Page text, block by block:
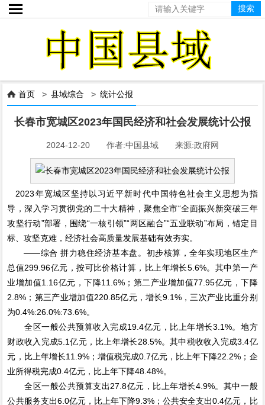

 首页 >县域综合 >统计公报
长春市宽城区2023年国民经济和社会发展统计公报
2024-12-20 作者:中国县域 来源:政府网
2023年宽城区坚持以习近平新时代中国特色社会主义思想为指
导，深入学习贯彻党的二十大精神，聚焦全市“全面振兴新突破三年
攻坚行动”部署，围绕“一核引领”“两区融合”“五业联动”布局，锚定目
标、攻坚克难，经济社会高质量发展基础有效夯实。
——综合 拼力稳住经济基本盘。初步核算，全年实现地区生产
总值299.96亿元，按可比价格计算，比上年增长5.6%。其中第一产
业增加值1.16亿元，下降11.6%；第二产业增加值77.95亿元，下降
2.8%；第三产业增加值220.85亿元，增长9.1%，三次产业比重分别
为0.4%:26.0%:73.6%。
全区一般公共预算收入完成19.4亿元，比上年增长3.1%。地方
财政收入完成5.1亿元，比上年增长28.5%。其中税收收入完成3.4亿
元，比上年增长11.9%；增值税完成0.7亿元，比上年下降22.2%；企
业所得税完成0.4亿元，比上年下降48.48%。
全区一般公共预算支出27.8亿元，比上年增长4.9%。其中一般
公共服务支出6.0亿元，比上年下降9.3%；公共安全支出0.4亿元，比